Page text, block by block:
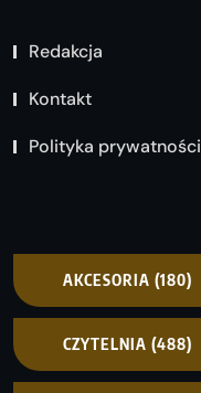
Redakcja
Kontakt
Polityka prywatności
AKCESORIA (180)
CZYTELNIA (488)